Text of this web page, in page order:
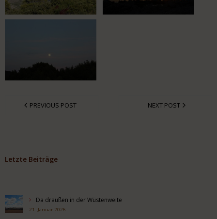
PREVIOUS POST NEXT POST
Letzte Beiträge
Da draußen in der Wüstenweite
21. Januar 2026